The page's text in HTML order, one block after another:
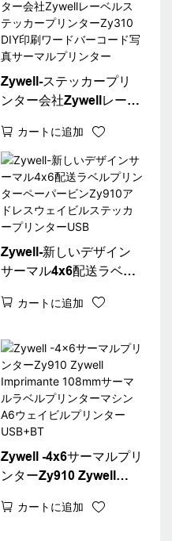
Zywell-ステッカープリ
ンター会社Zywellレーベ
Zy310 DIY印刷ワードバ
ーコード写真サーマルプ
リンター
カートに追加
Zywell-新しいデザイン
サーマル4x6配送ラベル
Zy910アドレスウェイビ
USB
カートに追加
Zywell -4x6サーマルプリ
ンターZy910 Zywell
マルラベルプリンターマ
カートに追加